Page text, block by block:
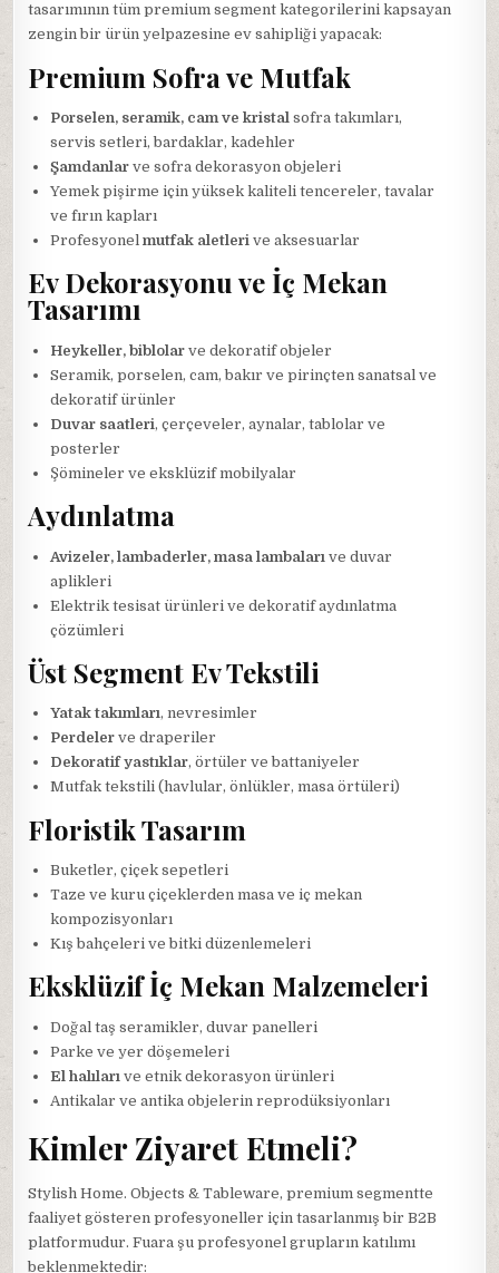
tasarımının tüm premium segment kategorilerini kapsayan
zengin bir ürün yelpazesine ev sahipliği yapacak:
Premium Sofra ve Mutfak
Porselen, seramik, cam ve kristal sofra takımları,
servis setleri, bardaklar, kadehler
Şamdanlar ve sofra dekorasyon objeleri
Yemek pişirme için yüksek kaliteli tencereler, tavalar
ve fırın kapları
Profesyonelmutfak aletleri ve aksesuarlar
Ev Dekorasyonu ve İç Mekan
Tasarımı
Heykeller, biblolar ve dekoratif objeler
Seramik, porselen, cam, bakır ve pirinçten sanatsal ve
dekoratif ürünler
Duvar saatleri, çerçeveler, aynalar, tablolar ve
posterler
Şömineler ve eksklüzif mobilyalar
Aydınlatma
Avizeler, lambaderler, masa lambaları ve duvar
aplikleri
Elektrik tesisat ürünleri ve dekoratif aydınlatma
çözümleri
Üst Segment Ev Tekstili
Yatak takımları, nevresimler
Perdeler ve draperiler
Dekoratif yastıklar, örtüler ve battaniyeler
Mutfak tekstili (havlular, önlükler, masa örtüleri)
Floristik Tasarım
Buketler, çiçek sepetleri
Taze ve kuru çiçeklerden masa ve iç mekan
kompozisyonları
Kış bahçeleri ve bitki düzenlemeleri
Eksklüzif İç Mekan Malzemeleri
Doğal taş seramikler, duvar panelleri
Parke ve yer döşemeleri
El halıları ve etnik dekorasyon ürünleri
Antikalar ve antika objelerin reprodüksiyonları
Kimler Ziyaret Etmeli?
Stylish Home. Objects & Tableware, premium segmentte
faaliyet gösteren profesyoneller için tasarlanmış bir B2B
platformudur. Fuara şu profesyonel grupların katılımı
beklenmektedir: